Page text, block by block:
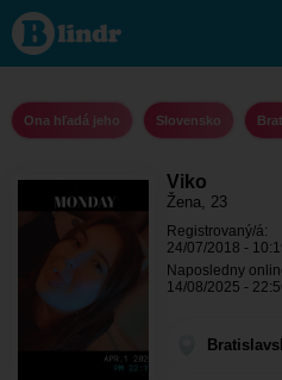
Viko - Ona
hľadá jeho
Bratislavský
kraj -
Ona hľadá jeho Slovensko
Viko
Žena, 23
Registrovaný/á:
24/07/2018 -
Naposledny
14/08/2025 -